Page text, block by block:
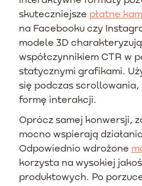
skuteczniejsze płatne
na Facebooku czy
modele 3D
współczynnikiem CTR w
statycznymi grafikami.
się podczas
formę interakcji.
Oprócz samej konwersji,
mocno wspierają
Odpowiednio wdrożone
korzysta na wysokiej
produktowych. Po